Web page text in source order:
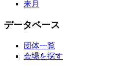
来月
データベース
団体一覧
会場を探す